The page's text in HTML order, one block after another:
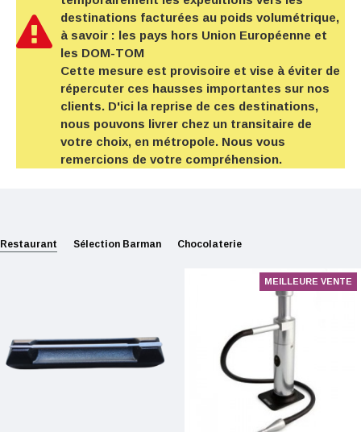
destinations facturées au poids volumétrique,
à savoir : les pays hors Union Européenne et
les DOM-TOM
Cette mesure est provisoire et vise à éviter de
répercuter ces hausses importantes sur nos
clients. D'ici la reprise de ces destinations,
nous pouvons livrer chez un transitaire de
votre choix, en métropole. Nous vous
remercions de votre compréhension.
Restaurant Sélection Barman Chocolaterie
MEILLEURE VENTE